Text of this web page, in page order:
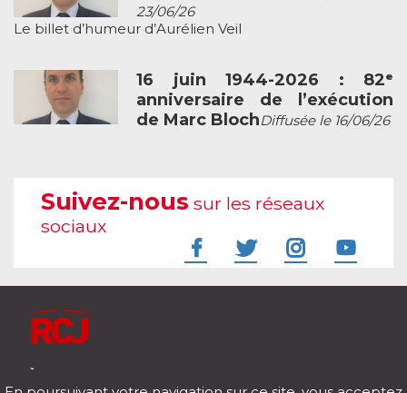
23/06/26
Le billet d’humeur d’Aurélien Veil
16 juin 1944-2026 : 82ᵉ
anniversaire de l’exécution
de Marc BlochDiffusée le 16/06/26
Suivez-nous sur les réseaux
sociaux